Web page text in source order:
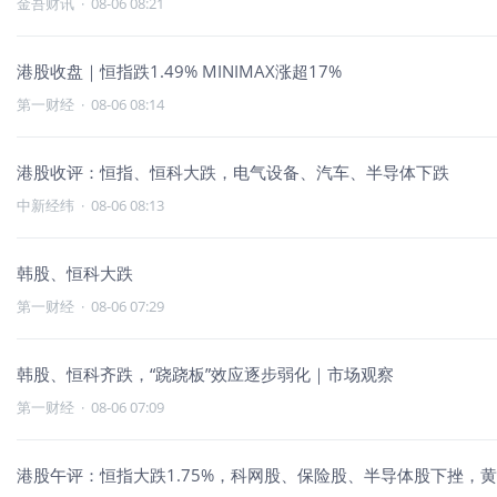
港股收盘｜恒指跌1.49% MINIMAX涨超17%
第一财经 · 08-06 08:14
港股收评：恒指、恒科大跌，电气设备、汽车、半导体下跌
中新经纬 · 08-06 08:13
韩股、恒科大跌
第一财经 · 08-06 07:29
韩股、恒科齐跌，“跷跷板”效应逐步弱化｜市场观察
第一财经 · 08-06 07:09
港股午评：恒指大跌1.75%，科网股、保险股、半导体股下挫，